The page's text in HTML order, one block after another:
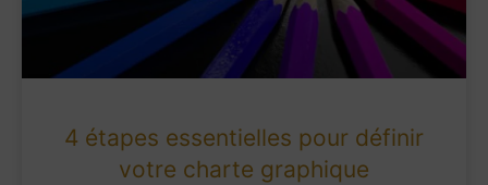
4 étapes essentielles pour définir
votre charte graphique